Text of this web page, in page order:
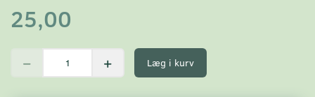
25,00
Læg i kurv